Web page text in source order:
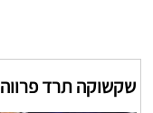
שקשוקה תרד פרווה